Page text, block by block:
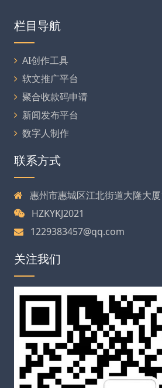
栏目导航
AI创作工具
软文推广平台
聚合收款码申请
新闻发布平台
数字人制作
联系方式
惠州市惠城区江北街道大隆大
HZKYKJ2021
1229383457@qq.com
关注我们